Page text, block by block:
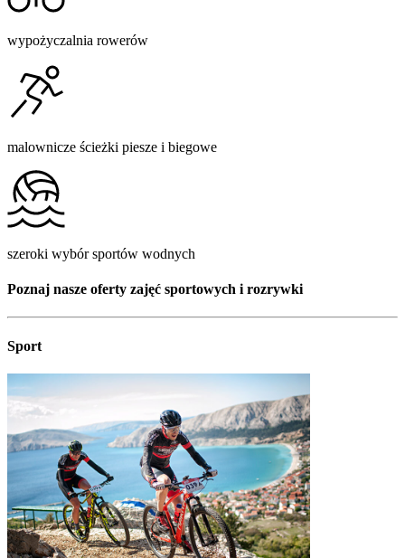
wypożyczalnia rowerów
malownicze ścieżki piesze i biegowe
szeroki wybór sportów wodnych
Poznaj nasze oferty zajęć sportowych i rozrywki
Sport